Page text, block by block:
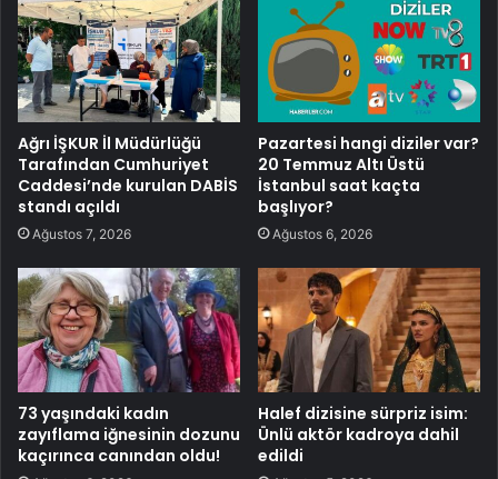
Ağrı İŞKUR İl Müdürlüğü
Tarafından Cumhuriyet
Caddesi’nde kurulan DABİS
standı açıldı
Ağustos 7, 2026
Pazartesi hangi diziler var?
20 Temmuz Altı Üstü
İstanbul saat kaçta
başlıyor?
Ağustos 6, 2026
73 yaşındaki kadın
zayıflama iğnesinin dozunu
kaçırınca canından oldu!
Halef dizisine sürpriz isim:
Ünlü aktör kadroya dahil
edildi